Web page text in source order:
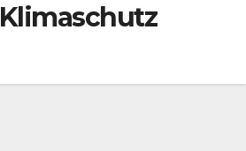
Klimaschutz